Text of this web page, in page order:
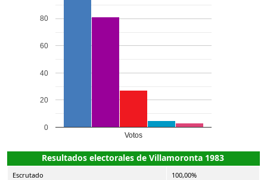
Votos
0
20
40
60
80
Resultados electorales de Villamoronta 1983
Escrutado 100,00%